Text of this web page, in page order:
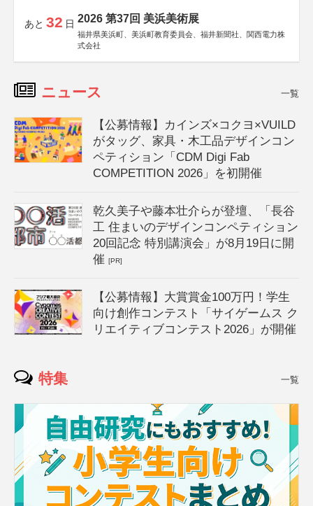
あと 32 日 2026 第37回 美浜美術展
福井県美浜町、美浜町教育委員会、福井新聞社、関西電力株
式会社
ニュース 一覧
【公募情報】カインズ×コクヨ×VUILD
がタッグ、家具・木工品デザインコン
ペティション「CDM Digi Fab
COMPETITION 2026」を初開催
乾久美子や藤本壮介らが登壇、「長谷
工 住まいのデザインコンペティション
20回記念 特別講演会」が8月19日に開
催[PR]
【公募情報】大賞賞金100万円！学生
向け創作コンテスト「サイゲームス ク
リエイティブコンテスト2026」が開催
特集 一覧